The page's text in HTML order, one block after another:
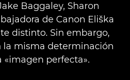
Baggaley, Sharon
de Canon Eliška
distinto. Sin embargo,
la misma determinación
«imagen perfecta».